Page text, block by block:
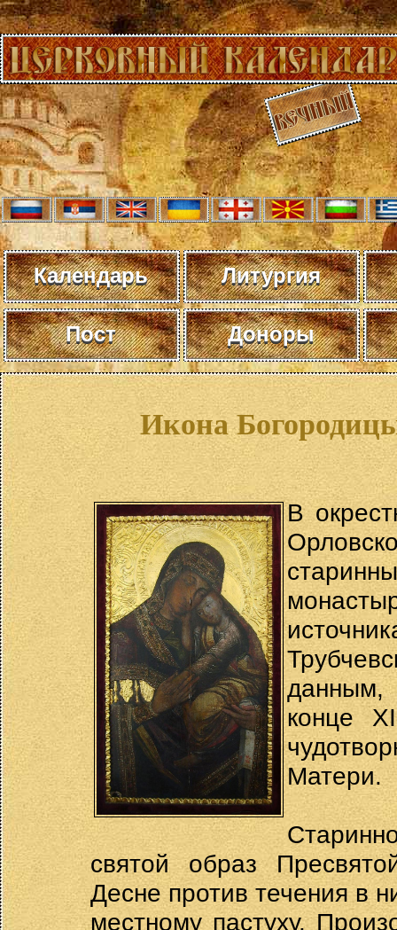
Календарь Литургия
Пост Доноры
Икона
В
конце
Матери.
святой образ
Десне против течения в
местному пастуху.